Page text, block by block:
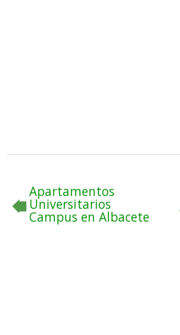
Apartamentos
Universitarios
Campus en Albacete